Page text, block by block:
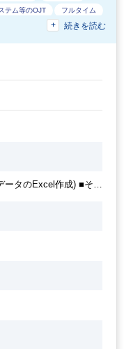
テム等のOJT フルタイム
定時早め
続きを読む
ータのExcel作成) ■その